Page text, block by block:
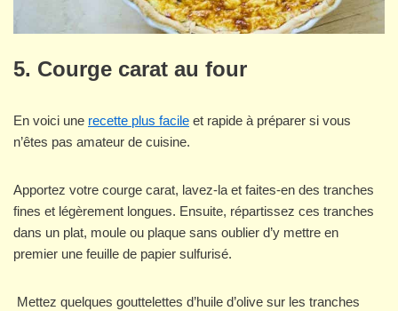
5. Courge carat au four
En voici une recette plus facile et rapide à préparer si vous
n’êtes pas amateur de cuisine.
Apportez votre courge carat, lavez-la et faites-en des tranches
fines et légèrement longues. Ensuite, répartissez ces tranches
dans un plat, moule ou plaque sans oublier d’y mettre en
premier une feuille de papier sulfurisé.
Mettez quelques gouttelettes d’huile d’olive sur les tranches